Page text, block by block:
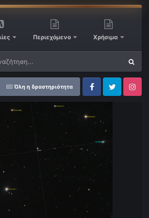
Περιεχόμενο Χρήσιμα
Όλη η δραστηριότητα
FacebookTwitter Instagram